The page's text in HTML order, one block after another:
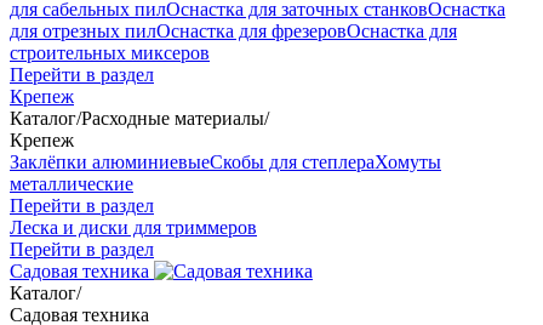
для сабельных пилОснастка для заточных станковОснастка
для отрезных пилОснастка для фрезеровОснастка для
строительных миксеров
Перейти в раздел
Крепеж
Каталог/Расходные материалы/
Крепеж
Заклёпки алюминиевыеСкобы для степлераХомуты
металлические
Перейти в раздел
Леска и диски для триммеров
Перейти в раздел
Садовая техника
Каталог/
Садовая техника